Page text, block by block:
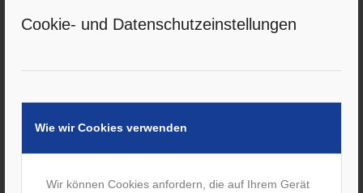
Cookie- und Datenschutzeinstellungen
Wie wir Cookies verwenden
Wir können Cookies anfordern, die auf Ihrem Gerät